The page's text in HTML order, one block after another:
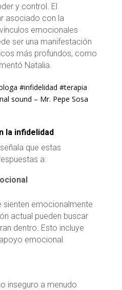
y control. El
asociado con la
emocionales
ser una manifestación
más profundos, como
Natalia.
#infidelidad #terapia
sound – Mr. Pepe Sosa
la infidelidad
que estas
a:
sienten emocionalmente
actual pueden buscar
dentro. Esto incluye
emocional.
inseguro a menudo